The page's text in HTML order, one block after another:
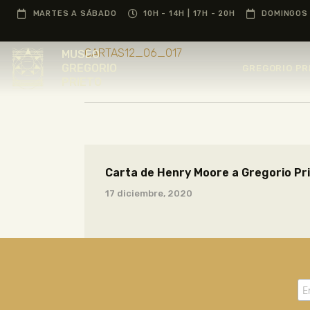
MARTES A SÁBADO 10H - 14H | 17H - 20H
MUSEOCARTAS12_06_017
Carta de Henry Moore a Gregorio
17 diciembre, 2020